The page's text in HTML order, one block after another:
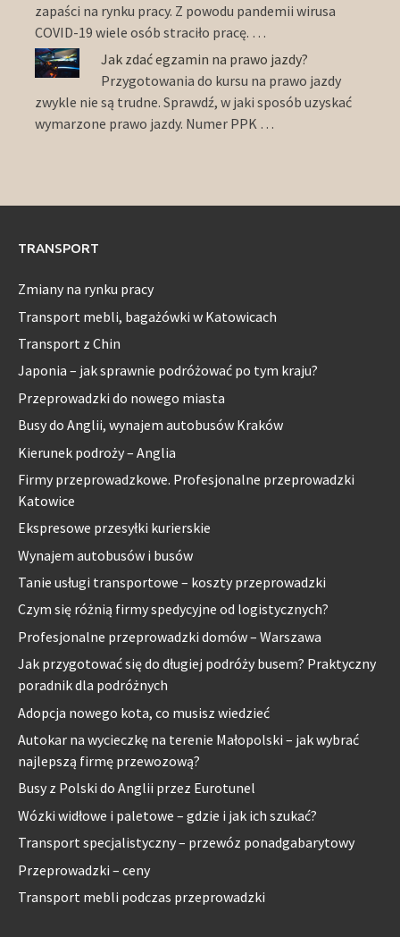
zapaści na rynku pracy. Z powodu pandemii wirusa
COVID-19 wiele osób straciło pracę. …
Jak zdać egzamin na prawo jazdy?
Przygotowania do kursu na prawo jazdy
zwykle nie są trudne. Sprawdź, w jaki sposób uzyskać
wymarzone prawo jazdy. Numer PPK …
TRANSPORT
Zmiany na rynku pracy
Transport mebli, bagażówki w Katowicach
Transport z Chin
Japonia – jak sprawnie podróżować po tym kraju?
Przeprowadzki do nowego miasta
Busy do Anglii, wynajem autobusów Kraków
Kierunek podroży – Anglia
Firmy przeprowadzkowe. Profesjonalne przeprowadzki
Katowice
Ekspresowe przesyłki kurierskie
Wynajem autobusów i busów
Tanie usługi transportowe – koszty przeprowadzki
Czym się różnią firmy spedycyjne od logistycznych?
Profesjonalne przeprowadzki domów – Warszawa
Jak przygotować się do długiej podróży busem? Praktyczny
poradnik dla podróżnych
Adopcja nowego kota, co musisz wiedzieć
Autokar na wycieczkę na terenie Małopolski – jak wybrać
najlepszą firmę przewozową?
Busy z Polski do Anglii przez Eurotunel
Wózki widłowe i paletowe – gdzie i jak ich szukać?
Transport specjalistyczny – przewóz ponadgabarytowy
Przeprowadzki – ceny
Transport mebli podczas przeprowadzki